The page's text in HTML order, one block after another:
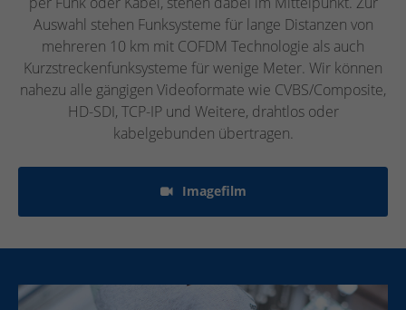
Auswahl stehen Funksysteme für lange Distanzen von
mehreren 10 km mit COFDM Technologie als auch
Kurzstreckenfunksysteme für wenige Meter. Wir können
nahezu alle gängigen Videoformate wie CVBS/Composite,
HD-SDI, TCP-IP und Weitere, drahtlos oder
kabelgebunden übertragen.
Imagefilm